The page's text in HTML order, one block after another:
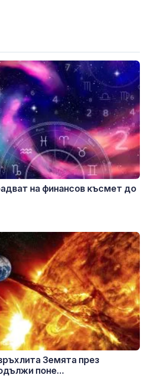
на финансов късмет до
Земята през
поне...